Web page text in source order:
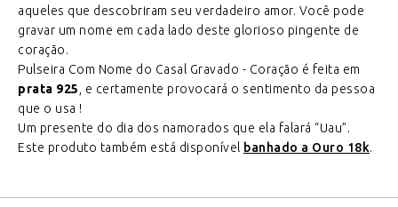
aqueles que descobriram seu verdadeiro amor. Você pode
gravar um nome em cada lado deste glorioso pingente de
coração.
Pulseira Com Nome do Casal Gravado - Coração é feita em ​​
prata 925, e certamente provocará o sentimento da pessoa
que o usa !
Um presente do dia dos namorados que ela falará “Uau”.
Este produto também está disponível banhado a Ouro 18k.